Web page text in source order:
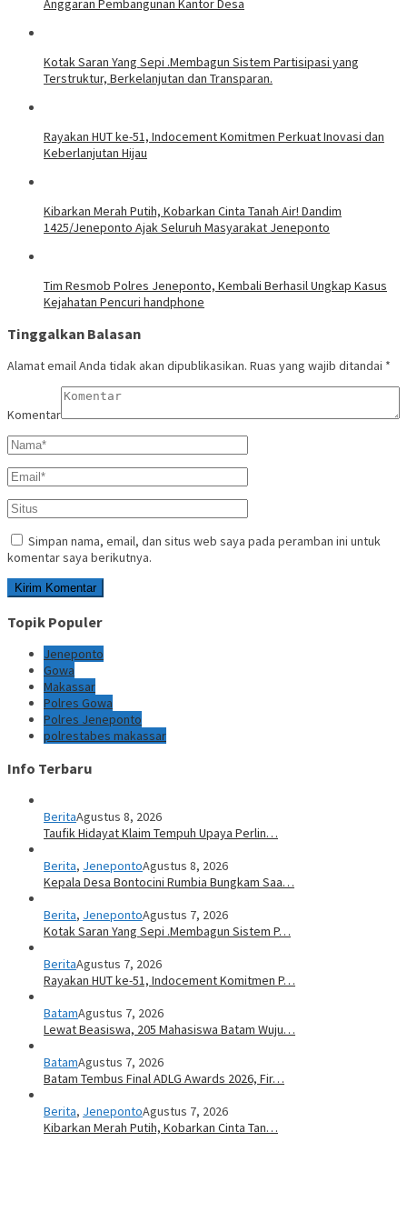
Anggaran Pembangunan Kantor Desa
Kotak Saran Yang Sepi .Membagun Sistem Partisipasi yang
Terstruktur, Berkelanjutan dan Transparan.
Rayakan HUT ke-51, Indocement Komitmen Perkuat Inovasi dan
Keberlanjutan Hijau
Kibarkan Merah Putih, Kobarkan Cinta Tanah Air! Dandim
1425/Jeneponto Ajak Seluruh Masyarakat Jeneponto
Tim Resmob Polres Jeneponto, Kembali Berhasil Ungkap Kasus
Kejahatan Pencuri handphone
Tinggalkan Balasan
Alamat email Anda tidak akan dipublikasikan. Ruas yang wajib ditandai *
Komentar
Simpan nama, email, dan situs web saya pada peramban ini untuk
komentar saya berikutnya.
Topik Populer
Jeneponto
Gowa
Makassar
Polres Gowa
Polres Jeneponto
polrestabes makassar
Info Terbaru
BeritaAgustus 8, 2026
Taufik Hidayat Klaim Tempuh Upaya Perlin…
Berita, JenepontoAgustus 8, 2026
Kepala Desa Bontocini Rumbia Bungkam Saa…
Berita, JenepontoAgustus 7, 2026
Kotak Saran Yang Sepi .Membagun Sistem P…
BeritaAgustus 7, 2026
Rayakan HUT ke-51, Indocement Komitmen P…
BatamAgustus 7, 2026
Lewat Beasiswa, 205 Mahasiswa Batam Wuju…
BatamAgustus 7, 2026
Batam Tembus Final ADLG Awards 2026, Fir…
Berita, JenepontoAgustus 7, 2026
Kibarkan Merah Putih, Kobarkan Cinta Tan…